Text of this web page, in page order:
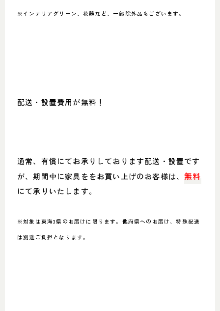
※インテリアグリーン、花器など、一部除外品もございます。
配送・設置費用が無料！
通常、有償にてお承りしております配送・設置です
が、期間中に家具ををお買い上げのお客様は、無料
にて承りいたします。
※対象は東海3県のお届けに限ります。他府県へのお届け、特殊配送
は別途ご負担となります。